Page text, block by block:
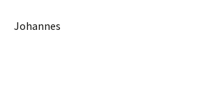
Johannes